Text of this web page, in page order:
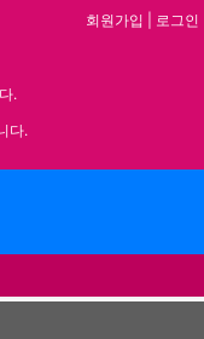
.
다.
회원가입 로그인